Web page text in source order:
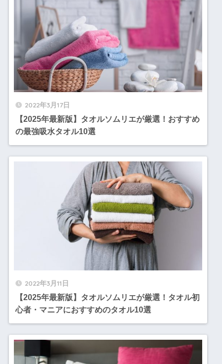
2022年3月17日
【2025年最新版】タオルソムリエが厳選！おすすめ
の最強吸水タオル10選
2022年3月11日
【2025年最新版】タオルソムリエが厳選！タオル初
心者・マニアにおすすめのタオル10選